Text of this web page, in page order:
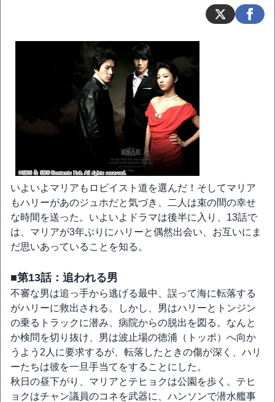
いよいよマリアもロビイスト道を選んだ！そしてマリア
もハリーがあのジュホだと気づき、二人は束の間の幸せ
な時間を送った。いよいよドラマは後半に入り、13話で
は、マリアが3年ぶりにハリーと偶然出会い、お互いにま
だ思いあっていることを知る。
■第13話：追われる男
不審な男は追っ手から逃げる最中、誤って海に転落する
がハリーに救出される。しかし、男はハリーとトンジン
の乗るトラックに潜み、病院からの脱出を図る。なんと
か検問を切り抜け、男は波止場の徳浦（トッポ）へ向か
うよう2人に要求するが、転落したときの傷が深く、ハリ
ーたちは彼を一旦手当てをすることにした。
秋日の昼下がり、マリアとテヒョクは公園を歩く。テヒ
ョクはチャン議員のコネを武器に、ハンソンで潜水艦事